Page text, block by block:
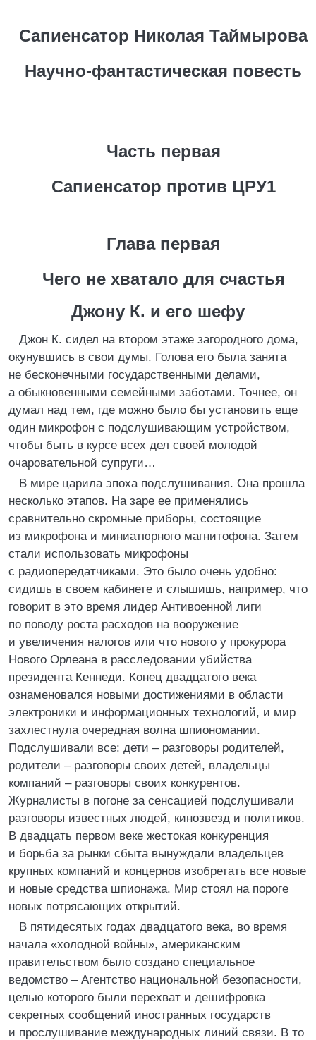
Сапиенсатор Николая Таймырова
Научно-фантастическая повесть
Часть первая
Сапиенсатор против ЦРУ1
Глава первая
Чего не хватало для счастья
Джону К. и его шефу
Джон К. сидел на втором этаже загородного дома,
окунувшись в свои думы. Голова его была занята
не бесконечными государственными делами,
а обыкновенными семейными заботами. Точнее, он
думал над тем, где можно было бы установить еще
один микрофон с подслушивающим устройством,
чтобы быть в курсе всех дел своей молодой
очаровательной супруги…
В мире царила эпоха подслушивания. Она прошла
несколько этапов. На заре ее применялись
сравнительно скромные приборы, состоящие
из микрофона и миниатюрного магнитофона. Затем
стали использовать микрофоны
с радиопередатчиками. Это было очень удобно:
сидишь в своем кабинете и слышишь, например, что
говорит в это время лидер Антивоенной лиги
по поводу роста расходов на вооружение
и увеличения налогов или что нового у прокурора
Нового Орлеана в расследовании убийства
президента Кеннеди. Конец двадцатого века
ознаменовался новыми достижениями в области
электроники и информационных технологий, и мир
захлестнула очередная волна шпиономании.
Подслушивали все: дети – разговоры родителей,
родители – разговоры своих детей, владельцы
компаний – разговоры своих конкурентов.
Журналисты в погоне за сенсацией подслушивали
разговоры известных людей, кинозвезд и политиков.
В двадцать первом веке жестокая конкуренция
и борьба за рынки сбыта вынуждали владельцев
крупных компаний и концернов изобретать все новые
и новые средства шпионажа. Мир стоял на пороге
новых потрясающих открытий.
В пятидесятых годах двадцатого века, во время
начала «холодной войны», американским
правительством было создано специальное
ведомство – Агентство национальной безопасности,
целью которого были перехват и дешифровка
секретных сообщений иностранных государств
и прослушивание международных линий связи. В то